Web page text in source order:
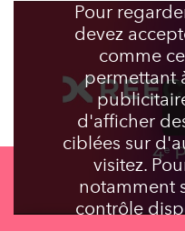
Pour
devez
comme
permettant
d'afficher
ciblées sur
visitez.
notamment
contrôle